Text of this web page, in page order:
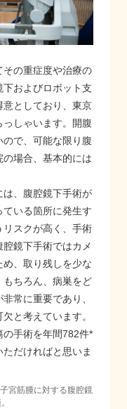
の重症度や治療の
およびロボット支
としており、東京
しゃいます。開腹
で、可能な限り腹
場合、基本的には
、腹腔鏡下手術が
いる箇所に発生す
リスクが高く、手術
鏡下手術ではカメ
、取り残しを少な
もちろん、病巣をど
常に重要であり、
と考えています。
の手術を年間782件*
だければと思いま
宮筋腫に対する腹腔鏡